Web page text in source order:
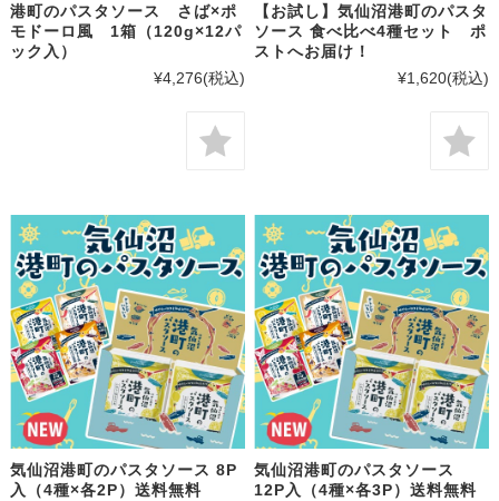
港町のパスタソース さば×ポ
モドーロ風 1箱（120g×12パ
ック入）
¥4,276(税込)
【お試し】気仙沼港町のパスタ
ソース 食べ比べ4種セット ポ
ストへお届け！
¥1,620(税込)
気仙沼港町のパスタソース 8P
入（4種×各2P）送料無料
気仙沼港町のパスタソース
12P入（4種×各3P）送料無料